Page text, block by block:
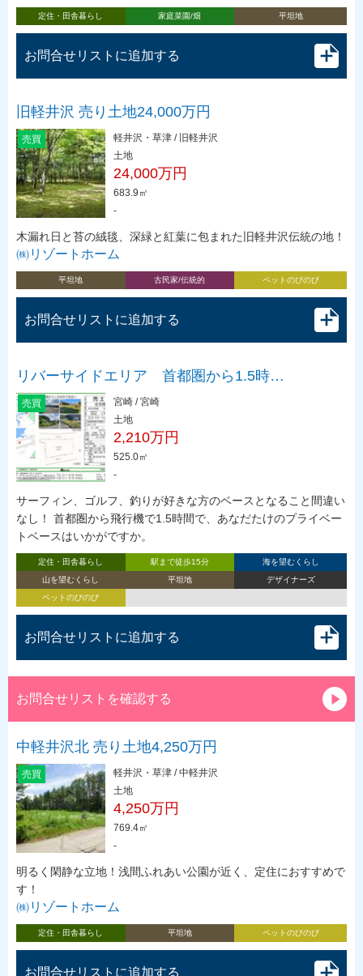
定住・田舎暮らし 家庭菜園/畑 平坦地
お問合せリストに追加する
旧軽井沢 売り土地24,000万円
売買
軽井沢・草津 / 旧軽井沢
土地
24,000万円
683.9㎡
-
木漏れ日と苔の絨毯、深緑と紅葉に包まれた旧軽井沢伝統の地！
㈱リゾートホーム
平坦地 古民家/伝統的 ペットのびのび
お問合せリストに追加する
リバーサイドエリア 首都圏から1.5時…
売買
宮崎 / 宮崎
土地
2,210万円
525.0㎡
-
サーフィン、ゴルフ、釣りが好きな方のベースとなること間違い
なし！ 首都圏から飛行機で1.5時間で、あなだたけのプライベー
トベースはいかがですか。
定住・田舎暮らし 駅まで徒歩15分
海を望むくらし
山を望むくらし
平坦地
デザイナーズ
ペットのびのび
お問合せリストに追加する
お問合せリストを確認する
中軽井沢北 売り土地4,250万円
売買
軽井沢・草津 / 中軽井沢
土地
4,250万円
769.4㎡
-
明るく閑静な立地！浅間ふれあい公園が近く、定住におすすめで
す！
㈱リゾートホーム
定住・田舎暮らし 平坦地 ペットのびのび
お問合せリストに追加する